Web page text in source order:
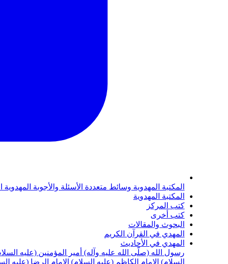
المكتبة المهدوية وسائط متعددة الأسئلة والأجوبة المهدوية
المكتبة المهدوية
كتب المركز
كتب أخرى
البحوث والمقالات
المهدي في القرآن الكريم
المهدي في الأحاديث
رسول الله (صلّى الله عليه وآله) أمير المؤمنين (عليه
السلام) الإمام الكاظم (عليه السلام) الإمام الرضا (عليه